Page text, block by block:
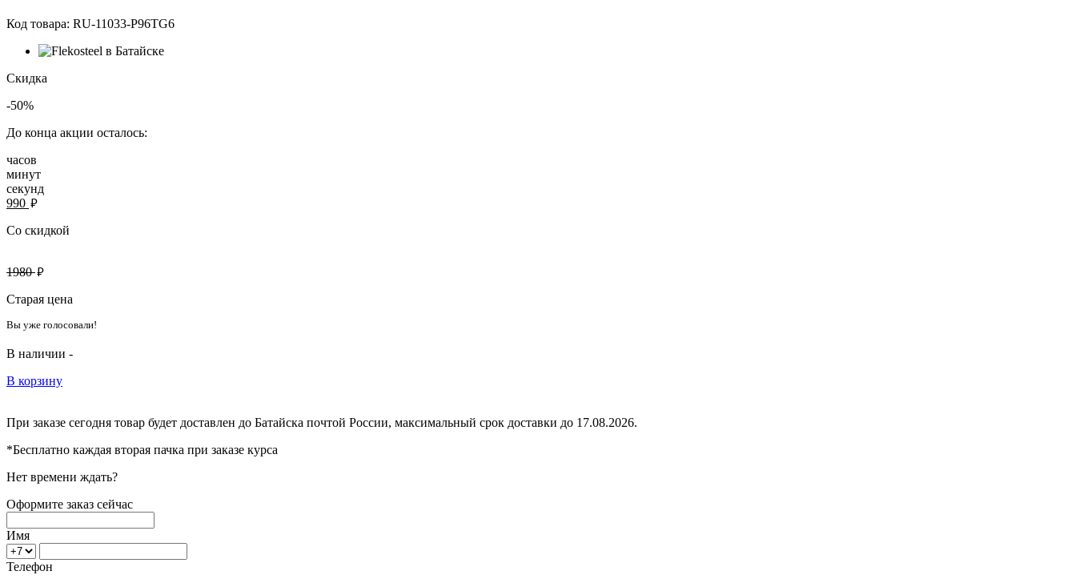
Код товара: RU-11033-P96TG6
Скидка
-50%
До конца акции осталось:
часов
минут
секунд
990 руб.
Со скидкой
1980руб.
Старая цена
Вы уже голосовали!
В наличии -
В корзину
При заказе сегодня товар будет доставлен до Батайска почтой России, максимальный срок доставки до 17.08.2026.
*Бесплатно каждая вторая пачка при заказе курса
Нет времени ждать?
Оформите заказ сейчас
Имя
Телефон